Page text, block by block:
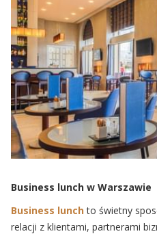
Business lunch w Warszawie
Business lunchto świetny
relacji z klientami, partnerami